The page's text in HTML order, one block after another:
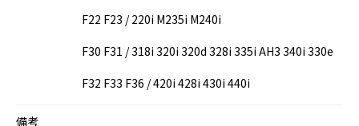
F22 F23 / 220i M235i M240i
F30 F31 / 318i 320i 320d 328i 335i AH3 340i 330e
F32 F33 F36 / 420i 428i 430i 440i
備考